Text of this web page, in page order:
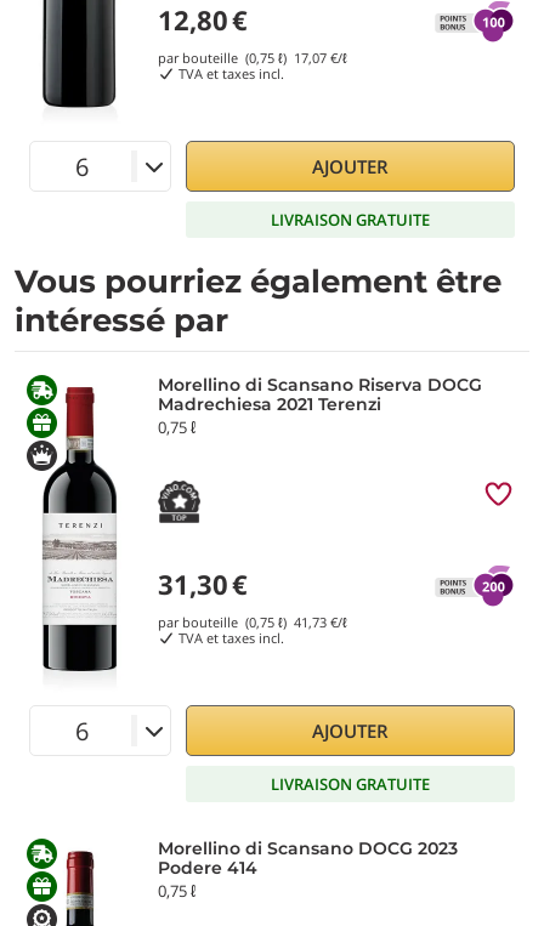
12,80€
par bouteille (0,75 ℓ) 17,07 €/ℓ
TVA et taxes incl.
AJOUTER
LIVRAISON GRATUITE
Vous pourriez également être
intéressé par
Morellino di Scansano Riserva DOCG
Madrechiesa 2021 Terenzi
0,75 ℓ
31,30€
par bouteille (0,75 ℓ) 41,73 €/ℓ
TVA et taxes incl.
AJOUTER
LIVRAISON GRATUITE
Morellino di Scansano DOCG 2023
Podere 414
0,75 ℓ